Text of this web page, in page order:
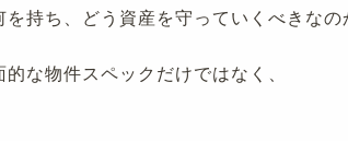
持ち、どう資産を守っていくべきなの
な物件スペックだけではなく、